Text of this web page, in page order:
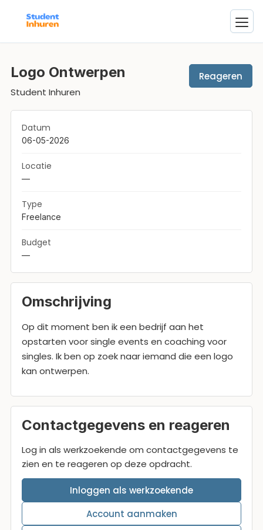
Logo Ontwerpen
Student Inhuren
Reageren
Datum
06-05-2026
Locatie
—
Type
Freelance
Budget
—
Omschrijving
Op dit moment ben ik een bedrijf aan het
opstarten voor single events en coaching voor
singles. Ik ben op zoek naar iemand die een logo
kan ontwerpen.
Contactgegevens en reageren
Log in als werkzoekende om contactgegevens te
zien en te reageren op deze opdracht.
Inloggen als werkzoekende
Account aanmaken